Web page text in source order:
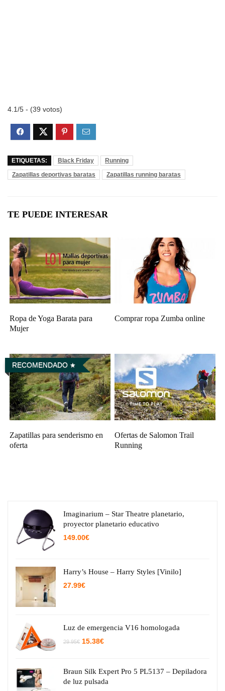
4.1/5 - (39 votos)
ETIQUETAS: Black Friday
Running
Zapatillas deportivas baratas
Zapatillas running baratas
TE PUEDE INTERESAR
Ropa de Yoga Barata para
Mujer
Comprar ropa Zumba online
RECOMENDADO
Zapatillas para senderismo en
oferta
Ofertas de Salomon Trail
Running
Imaginarium – Star Theatre planetario,
proyector planetario educativo
149.00€
Harry’s House – Harry Styles [Vinilo]
27.99€
Luz de emergencia V16 homologada
29.95€ El
29.95€.
15.38€El
15.38€.
Braun Silk Expert Pro 5 PL5137 – Depiladora
de luz pulsada